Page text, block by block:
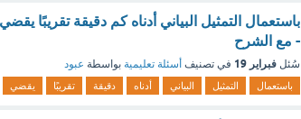
باستعمال التمثيل البياني أدناه كم دقيقة تقريبًا
- مع الشرح
سُئل فبراير 19 في تصنيف أسئلة تعليمية بواسطة عبود
باستعمال التمثيل البياني أدناه دقيقة تقريبًا يقضي